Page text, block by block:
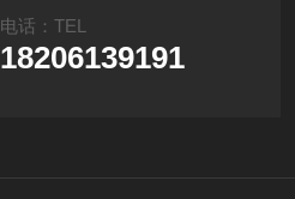
电话：TEL
18206139191